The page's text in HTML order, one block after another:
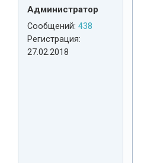
Администратор
Сообщений: 438
Регистрация:
27.02.2018